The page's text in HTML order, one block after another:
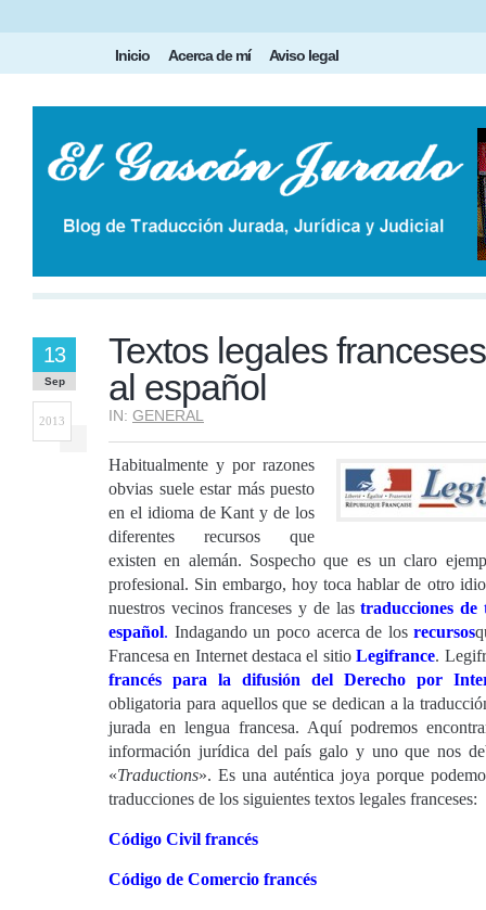
Inicio Acerca de mí Aviso legal
Textos legales
al español
IN: GENERAL
13
Sep
2013
Habitualmente y por razones
obvias suele estar más puesto
en el idioma de Kant y de los
diferentes recursos que
existen en alemán. Sospecho que es un claro
profesional. Sin embargo, hoy toca hablar de otro
nuestros vecinos franceses y de lastraducciones de
español. Indagando un poco acerca de losrecursos
Francesa en Internet destaca el sitioLegifrance.
francés para la difusión del Derecho por
obligatoria para aquellos que se dedican a la
jurada en lengua francesa. Aquí podremos
información jurídica del país galo y uno que nos
«Traductions». Es una auténtica joya porque
traducciones de los siguientes textos legales franceses:
Código Civil francés
Código de Comercio francés